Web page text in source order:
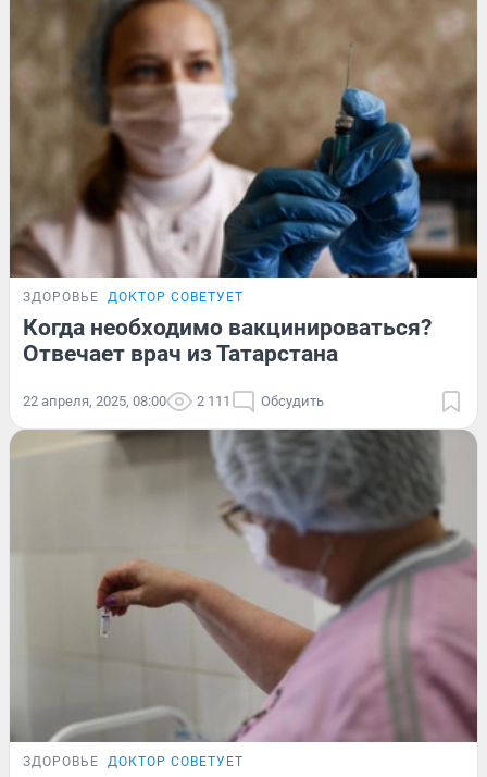
ЗДОРОВЬЕ ДОКТОР СОВЕТУЕТ
Когда необходимо вакцинироваться?
Отвечает врач из Татарстана
22 апреля, 2025, 08:00 2 111 Обсудить
ЗДОРОВЬЕ ДОКТОР СОВЕТУЕТ